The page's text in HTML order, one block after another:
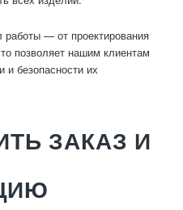
— от проектирования
позволяет нашим клиентам
безопасности их
ЗАКАЗ И